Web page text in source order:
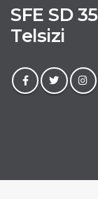
SFE SD
Telsizi